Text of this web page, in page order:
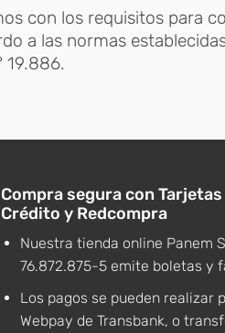
con los requisitos para
a las normas
19.886.
Compra segura con Tarjetas
Crédito y Redcompra
Nuestra tienda online Panem
76.872.875-5 emite boletas y
Los pagos se pueden realizar
Webpay de Transbank, o